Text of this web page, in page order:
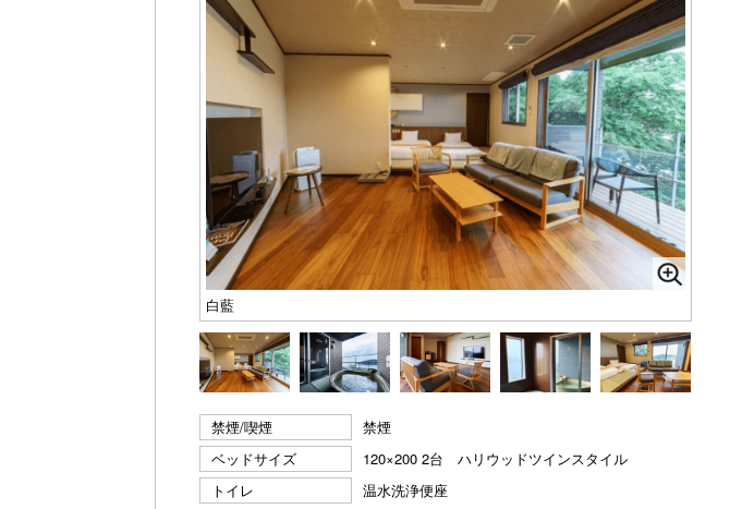
白藍
禁煙/喫煙 禁煙
ベッドサイズ 120×200 2台 ハリウッドツインスタイル
トイレ
温水洗浄便座